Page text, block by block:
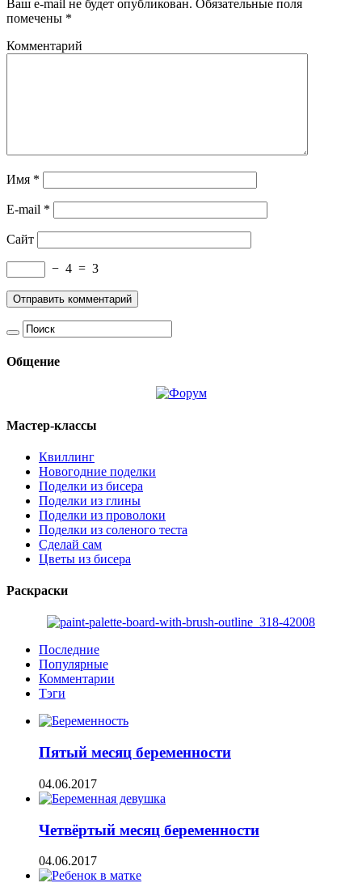
Ваш e-mail не будет опубликован. Обязательные поля
помечены *
Комментарий
Имя *
E-mail *
Сайт
− 4 = 3
Общение
Мастер-классы
Квиллинг
Новогодние поделки
Поделки из бисера
Поделки из глины
Поделки из проволоки
Поделки из соленого теста
Сделай сам
Цветы из бисера
Раскраски
Последние
Популярные
Комментарии
Тэги
Пятый месяц беременности
04.06.2017
Четвёртый месяц беременности
04.06.2017